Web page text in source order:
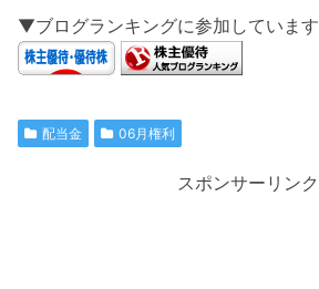
▼ブログランキングに参加しています
配当金 06月権利
スポンサーリンク